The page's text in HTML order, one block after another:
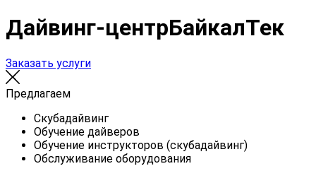
Дайвинг-центрБайкалТек
Заказать услуги
Предлагаем
Cкубадайвинг
Обучение дайверов
Обучение инструкторов (скубадайвинг)
Обслуживание оборудования